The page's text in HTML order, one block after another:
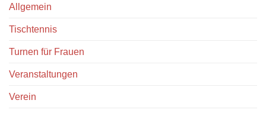
Allgemein
Tischtennis
Turnen für Frauen
Veranstaltungen
Verein